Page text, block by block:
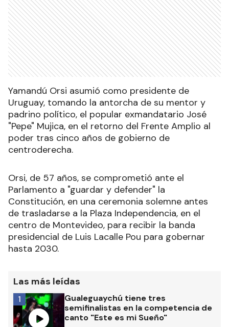
Yamandú Orsi asumió como presidente de
Uruguay, tomando la antorcha de su mentor y
padrino político, el popular exmandatario José
"Pepe" Mujica, en el retorno del Frente Amplio al
poder tras cinco años de gobierno de
centroderecha.
Orsi, de 57 años, se comprometió ante el
Parlamento a "guardar y defender" la
Constitución, en una ceremonia solemne antes
de trasladarse a la Plaza Independencia, en el
centro de Montevideo, para recibir la banda
presidencial de Luis Lacalle Pou para gobernar
hasta 2030.
Las más leídas
Gualeguaychú tiene tres
semifinalistas en la competencia de
canto "Este es mi Sueño"
1